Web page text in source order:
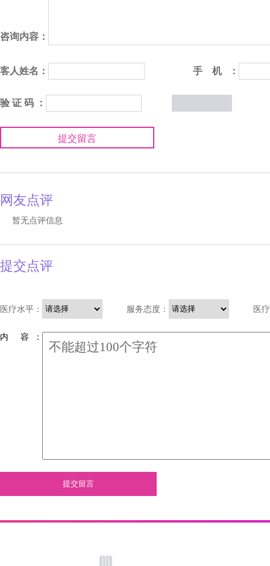
咨询内容：
客人姓名： 手 机 ：
验 证 码 ：
提交留言
网友点评
暂无点评信息
提交点评
医疗水平： 服务态度： 医
内 容 ：
提交留言